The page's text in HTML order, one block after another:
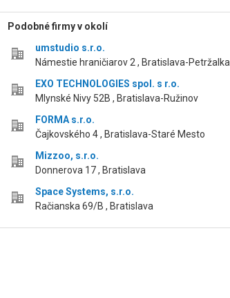
Podobné firmy v okolí
umstudio s.r.o.
Námestie hraničiarov 2 , Bratislava-Petržalka
EXO TECHNOLOGIES spol. s r.o.
Mlynské Nivy 52B , Bratislava-Ružinov
FORMA s.r.o.
Čajkovského 4 , Bratislava-Staré Mesto
Mizzoo, s.r.o.
Donnerova 17 , Bratislava
Space Systems, s.r.o.
Račianska 69/B , Bratislava